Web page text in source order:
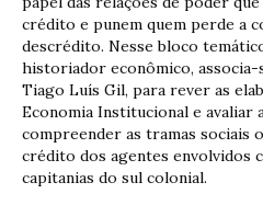
crédito e punem quem perde a
descrédito. Nesse bloco
historiador econômico,
Tiago Luís Gil, para rever as
Economia Institucional e avaliar
compreender as tramas sociais
crédito dos agentes envolvidos
capitanias do sul colonial.